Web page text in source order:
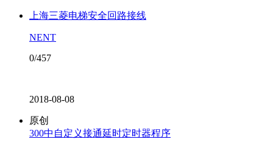
上海三菱电梯安全回路接线
NENT
0/457
2018-08-08
原创
300中自定义接通延时定时器程序